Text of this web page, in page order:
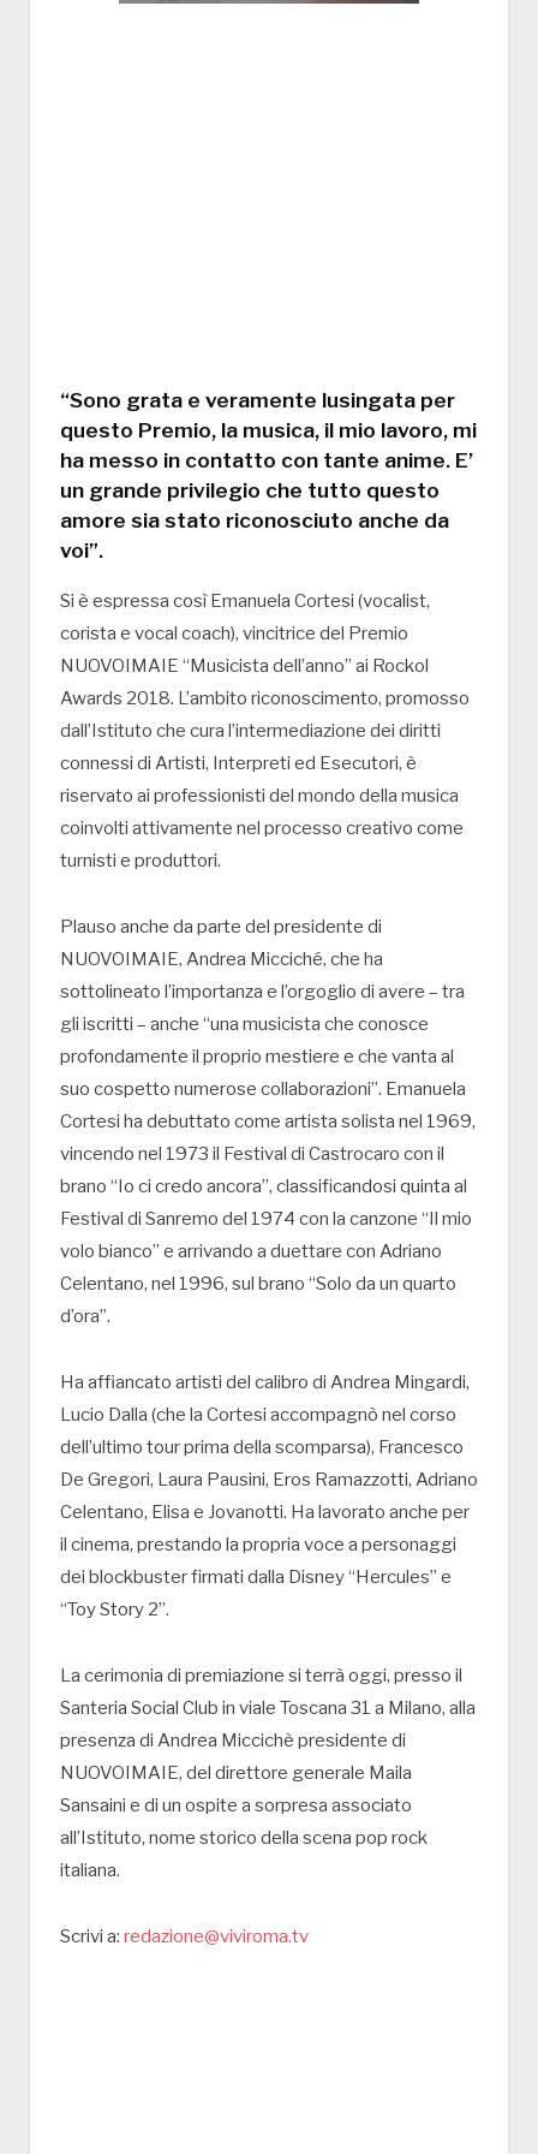
“Sono grata e veramente lusingata per
questo Premio, la musica, il mio lavoro, mi
ha messo in contatto con tante anime. E’
un grande privilegio che tutto questo
amore sia stato riconosciuto anche da
voi”.
Si è espressa così Emanuela Cortesi (vocalist,
corista e vocal coach), vincitrice del Premio
NUOVOIMAIE “Musicista dell’anno” ai Rockol
Awards 2018. L’ambito riconoscimento, promosso
dall’Istituto che cura l’intermediazione dei diritti
connessi di Artisti, Interpreti ed Esecutori, è
riservato ai professionisti del mondo della musica
coinvolti attivamente nel processo creativo come
turnisti e produttori.
Plauso anche da parte del presidente di
NUOVOIMAIE, Andrea Micciché, che ha
sottolineato l’importanza e l’orgoglio di avere – tra
gli iscritti – anche “una musicista che conosce
profondamente il proprio mestiere e che vanta al
suo cospetto numerose collaborazioni”. Emanuela
Cortesi ha debuttato come artista solista nel 1969,
vincendo nel 1973 il Festival di Castrocaro con il
brano “Io ci credo ancora”, classificandosi quinta al
Festival di Sanremo del 1974 con la canzone “Il mio
volo bianco” e arrivando a duettare con Adriano
Celentano, nel 1996, sul brano “Solo da un quarto
d’ora”.
Ha affiancato artisti del calibro di Andrea Mingardi,
Lucio Dalla (che la Cortesi accompagnò nel corso
dell’ultimo tour prima della scomparsa), Francesco
De Gregori, Laura Pausini, Eros Ramazzotti, Adriano
Celentano, Elisa e Jovanotti. Ha lavorato anche per
il cinema, prestando la propria voce a personaggi
dei blockbuster firmati dalla Disney “Hercules” e
“Toy Story 2”.
La cerimonia di premiazione si terrà oggi, presso il
Santeria Social Club in viale Toscana 31 a Milano, alla
presenza di Andrea Miccichè presidente di
NUOVOIMAIE, del direttore generale Maila
Sansaini e di un ospite a sorpresa associato
all’Istituto, nome storico della scena pop rock
italiana.
Scrivi a: redazione@viviroma.tv